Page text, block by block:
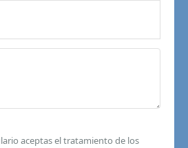
aceptas el tratamiento de los